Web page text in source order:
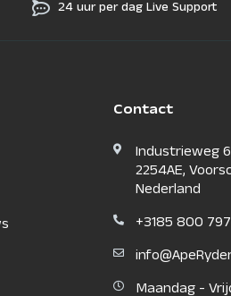
24 uur per dag Live Support
Contact
Industrieweg
2254AE,
Nederland
+3185 800
Maandag -